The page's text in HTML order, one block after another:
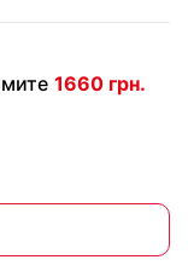
1660 грн.